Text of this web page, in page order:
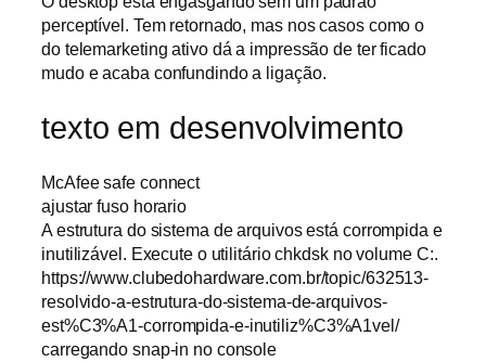
perceptível. Tem retornado, mas nos casos como o
do telemarketing ativo dá a impressão de ter ficado
mudo e acaba confundindo a ligação.
texto em desenvolvimento
McAfee safe connect
ajustar fuso horario
A estrutura do sistema de arquivos está corrompida e
inutilizável. Execute o utilitário chkdsk no volume C:.
https://www.clubedohardware.com.br/topic/632513-
resolvido-a-estrutura-do-sistema-de-arquivos-
est%C3%A1-corrompida-e-inutiliz%C3%A1vel/
carregando snap-in no console